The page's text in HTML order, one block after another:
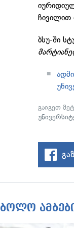
ჩივილით
ბსუ-ში
გაიგეთ
ბოლო